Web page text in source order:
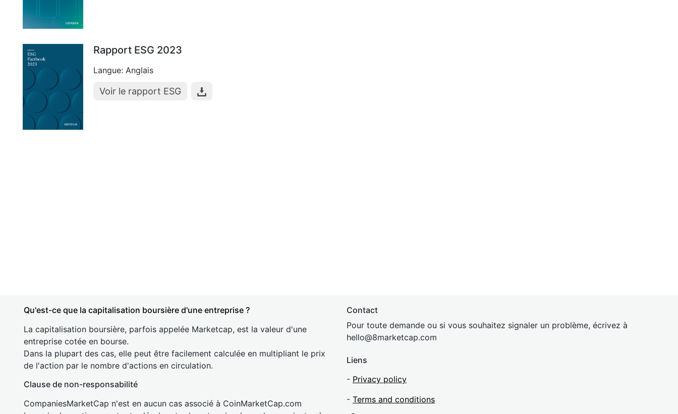
Rapport ESG 2023
Langue: Anglais
Voir le rapport ESG
Qu'est-ce que la capitalisation boursière d'une entreprise ?
La capitalisation boursière, parfois appelée Marketcap, est la valeur d'une
entreprise cotée en bourse.
Dans la plupart des cas, elle peut être facilement calculée en multipliant le prix
de l'action par le nombre d'actions en circulation.
Clause de non-responsabilité
CompaniesMarketCap n'est en aucun cas associé à CoinMarketCap.com
Contact
Pour toute demande ou si vous souhaitez signaler un problème, écrivez à
hello@8marketcap.com
Liens
- Privacy policy
- Terms and conditions